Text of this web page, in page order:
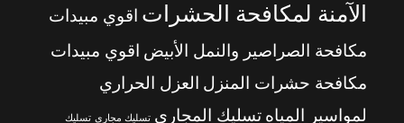
الآمنة لمكافحة الحشرات اقوي مبيدات
مكافحة الصراصير والنمل الأبيض اقوي مبيدات
مكافحة حشرات المنزل العزل الحراري
لمواسير المياه تسليك المجاري تسليك مجاري تسليك